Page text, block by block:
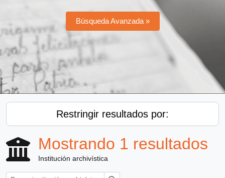
Búsqueda Avanzada »
Restringir resultados por:
Mostrando 1 resultados
Institución archivística